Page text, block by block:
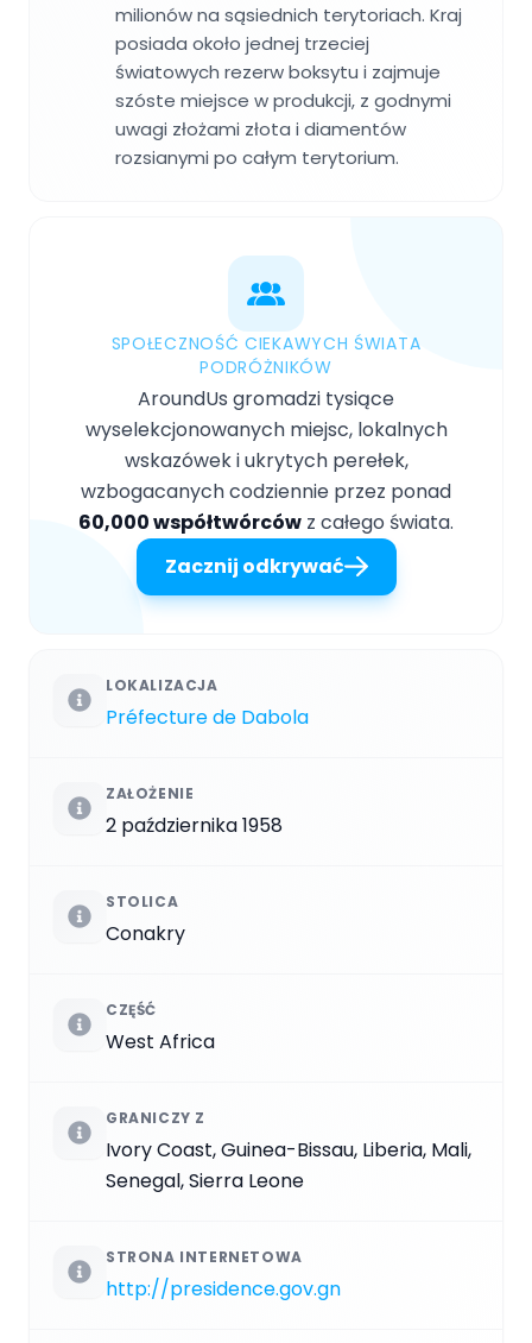
milionów na sąsiednich terytoriach. Kraj
posiada około jednej trzeciej
światowych rezerw boksytu i zajmuje
szóste miejsce w produkcji, z godnymi
uwagi złożami złota i diamentów
rozsianymi po całym terytorium.
SPOŁECZNOŚĆ CIEKAWYCH ŚWIATA
PODRÓŻNIKÓW
AroundUs gromadzi tysiące
wyselekcjonowanych miejsc, lokalnych
wskazówek i ukrytych perełek,
wzbogacanych codziennie przez ponad
60,000 współtwórców z całego świata.
Zacznij odkrywać
LOKALIZACJA
Préfecture de Dabola
ZAŁOŻENIE
2 października 1958
STOLICA
Conakry
CZĘŚĆ
West Africa
GRANICZY Z
Ivory Coast, Guinea-Bissau, Liberia, Mali,
Senegal, Sierra Leone
STRONA INTERNETOWA
http://presidence.gov.gn